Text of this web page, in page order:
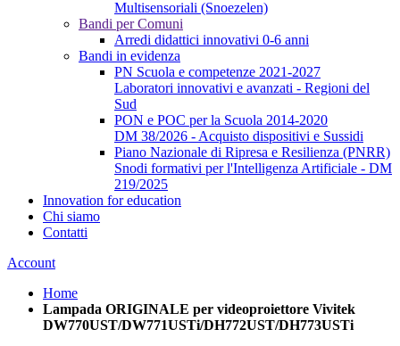
Multisensoriali (Snoezelen)
Bandi per Comuni
Arredi didattici innovativi 0-6 anni
Bandi in evidenza
PN Scuola e competenze 2021-2027
Laboratori innovativi e avanzati - Regioni del
Sud
PON e POC per la Scuola 2014-2020
DM 38/2026 - Acquisto dispositivi e Sussidi
Piano Nazionale di Ripresa e Resilienza (PNRR)
Snodi formativi per l'Intelligenza Artificiale - DM
219/2025
Innovation for education
Chi siamo
Contatti
Account
Home
Lampada ORIGINALE per videoproiettore Vivitek
DW770UST/DW771USTi/DH772UST/DH773USTi